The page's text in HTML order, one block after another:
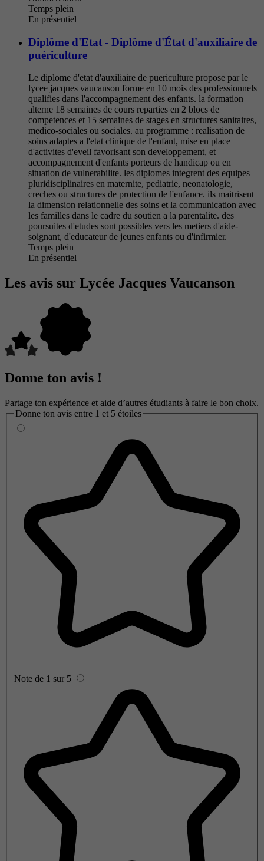
Temps plein
En présentiel
Diplôme d'Etat - Diplôme d'État d'auxiliaire de
puériculture
Le diplome d'etat d'auxiliaire de puericulture propose par le
lycee jacques vaucanson forme en 10 mois des professionnels
qualifies dans l'accompagnement des enfants. la formation
alterne 18 semaines de cours reparties en 2 blocs de
competences et 15 semaines de stages en structures sanitaires,
medico-sociales ou sociales. au programme : realisation de
soins adaptes a l'etat clinique de l'enfant, mise en place
d'activites d'eveil favorisant son developpement, et
accompagnement d'enfants porteurs de handicap ou en
situation de vulnerabilite. les diplomes integrent des equipes
pluridisciplinaires en maternite, pediatrie, neonatologie,
creches ou structures de protection de l'enfance. ils maitrisent
la dimension relationnelle des soins et la communication avec
les familles dans le cadre du soutien a la parentalite. des
poursuites d'etudes sont possibles vers les metiers d'aide-
soignant, d'educateur de jeunes enfants ou d'infirmier.
Temps plein
En présentiel
Les avis sur Lycée Jacques Vaucanson
Donne ton avis !
Partage ton expérience et aide d’autres étudiants à faire le bon choix.
Donne ton avis entre 1 et 5 étoiles
Note de 1 sur 5